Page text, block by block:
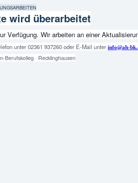
wird überarbeitet
Wir arbeiten an einer
unter 02361 937260 oder E-Mail unter info@ah-
Berufskolleg · Recklinghausen